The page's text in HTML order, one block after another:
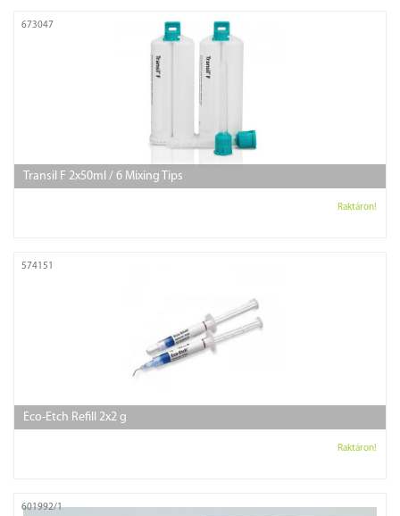
673047
Transil F 2x50ml / 6 Mixing Tips
Raktáron!
574151
Eco-Etch Refill 2x2 g
Raktáron!
601992/1